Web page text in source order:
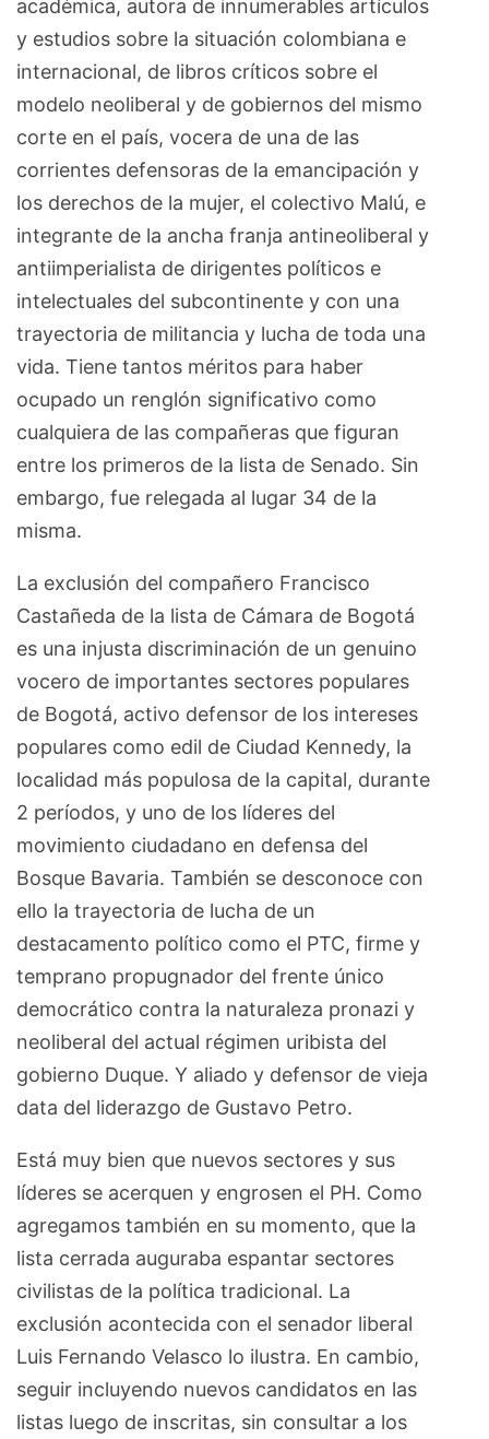
académica, autora de innumerables artículos
y estudios sobre la situación colombiana e
internacional, de libros críticos sobre el
modelo neoliberal y de gobiernos del mismo
corte en el país, vocera de una de las
corrientes defensoras de la emancipación y
los derechos de la mujer, el colectivo Malú, e
integrante de la ancha franja antineoliberal y
antiimperialista de dirigentes políticos e
intelectuales del subcontinente y con una
trayectoria de militancia y lucha de toda una
vida. Tiene tantos méritos para haber
ocupado un renglón significativo como
cualquiera de las compañeras que figuran
entre los primeros de la lista de Senado. Sin
embargo, fue relegada al lugar 34 de la
misma.
La exclusión del compañero Francisco
Castañeda de la lista de Cámara de Bogotá
es una injusta discriminación de un genuino
vocero de importantes sectores populares
de Bogotá, activo defensor de los intereses
populares como edil de Ciudad Kennedy, la
localidad más populosa de la capital, durante
2 períodos, y uno de los líderes del
movimiento ciudadano en defensa del
Bosque Bavaria. También se desconoce con
ello la trayectoria de lucha de un
destacamento político como el PTC, firme y
temprano propugnador del frente único
democrático contra la naturaleza pronazi y
neoliberal del actual régimen uribista del
gobierno Duque. Y aliado y defensor de vieja
data del liderazgo de Gustavo Petro.
Está muy bien que nuevos sectores y sus
líderes se acerquen y engrosen el PH. Como
agregamos también en su momento, que la
lista cerrada auguraba espantar sectores
civilistas de la política tradicional. La
exclusión acontecida con el senador liberal
Luis Fernando Velasco lo ilustra. En cambio,
seguir incluyendo nuevos candidatos en las
listas luego de inscritas, sin consultar a los